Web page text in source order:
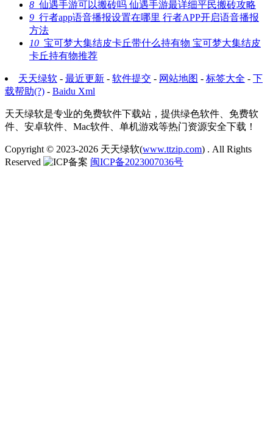
8 仙遇手游可以搬砖吗 仙遇手游最详细平民搬砖攻略
9 行者app语音播报设置在哪里 行者APP开启语音播报
方法
10 宝可梦大集结皮卡丘带什么持有物 宝可梦大集结皮
卡丘持有物推荐
天天绿软 - 最近更新 - 软件提交 - 网站地图 - 标签大全 - 下
载帮助(?) - Baidu Xml
天天绿软是专业的免费软件下载站，提供绿色软件、免费软
件、安卓软件、Mac软件、单机游戏等热门资源安全下载！
Copyright © 2023-2026 天天绿软(www.ttzip.com) . All Rights
Reserved
闽ICP备2023007036号